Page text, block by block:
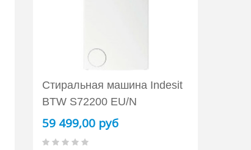
Стиральная машина Indesit
BTW S72200 EU/N
59 499,00 руб